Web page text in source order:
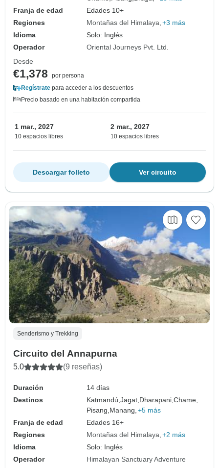
Franja de edad
Edades 10+
Regiones
Montañas del Himalaya +3 más
Idioma
Solo: Inglés
Operador
Oriental Journeys Pvt. Ltd.
Desde
€1,378
por persona
Regístrate para acceder a los descuentos
Precio basado en una habitación compartida
1 mar., 2027
10 espacios libres
2 mar., 2027
10 espacios libres
Ver circuito
Descargar folleto
Senderismo y Trekking
Circuito del Annapurna
5.0 (9 reseñas)
Duración
14 días
Destinos
Katmandú,Jagat,Dharapani,Chame,
Pisang,Manang, +5 más
Franja de edad
Edades 16+
Regiones
Montañas del Himalaya +2 más
Idioma
Solo: Inglés
Operador
Himalayan Sanctuary Adventure